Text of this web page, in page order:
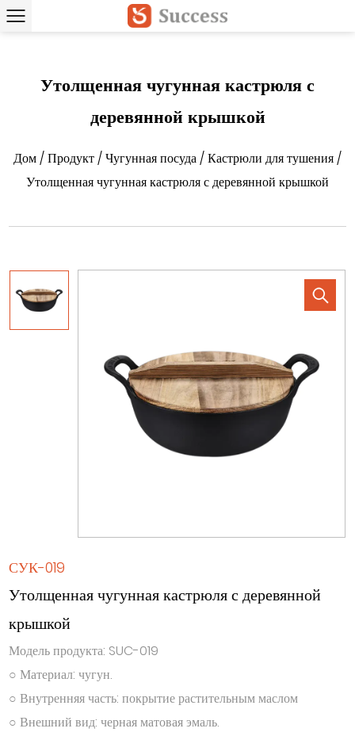
Утолщенная чугунная кастрюля с
деревянной крышкой
Дом/Продукт/Чугунная посуда/Кастрюли для тушения/
Утолщенная чугунная кастрюля с деревянной крышкой
СУК-019
Утолщенная чугунная кастрюля с деревянной
крышкой
Модель продукта: SUC-019
○ Материал: чугун.
○ Внутренняя часть: покрытие растительным маслом
○ Внешний вид: черная матовая эмаль.